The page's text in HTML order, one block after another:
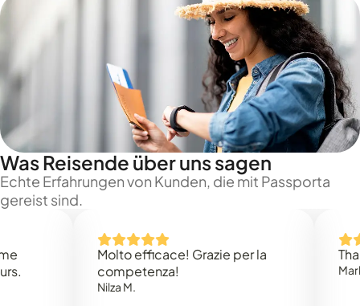
Was Reisende über uns sagen
Echte Erfahrungen von Kunden, die mit Passporta
gereist sind.
Molto efficace! Grazie per la
competenza!
Nilza M.
Thank
Mark N.